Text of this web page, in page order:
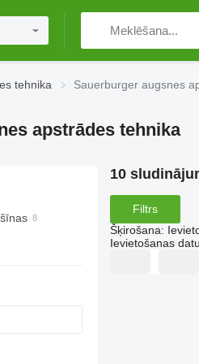
tehnika Sauerburger augsnes
apstrādes tehnika
10
Filtrs
Šķirošana:
Ievietošanas